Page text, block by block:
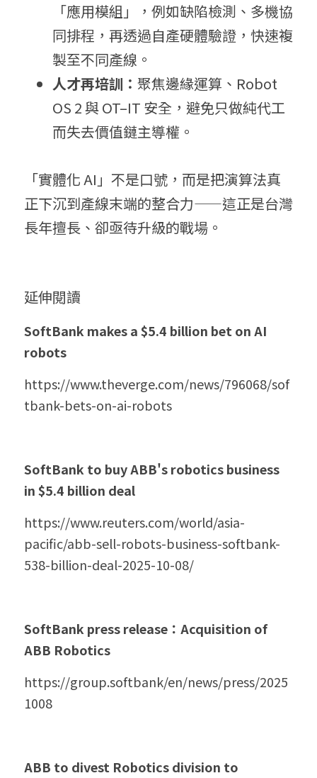
「應用模組」，例如缺陷檢測、多機協
同排程，再透過自產硬體驗證，快速複
製至不同產線。
人才再培訓： 聚焦邊緣運算、Robot
OS 2 與 OT–IT 安全，避免只做純代工
而失去價值鏈主導權。
「實體化 AI」不是口號，而是把演算法真
正下沉到產線末端的整合力——這正是台灣
長年擅長、卻亟待升級的戰場。
延伸閱讀
SoftBank makes a $5.4 billion bet on AI
robots
https://www.theverge.com/news/796068/sof
tbank-bets-on-ai-robots
SoftBank to buy ABB's robotics business
in $5.4 billion deal
https://www.reuters.com/world/asia-
pacific/abb-sell-robots-business-softbank-
538-billion-deal-2025-10-08/
SoftBank press release：Acquisition of
ABB Robotics
https://group.softbank/en/news/press/2025
1008
ABB to divest Robotics division to